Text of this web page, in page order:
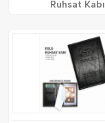
Ruhsat Kabı